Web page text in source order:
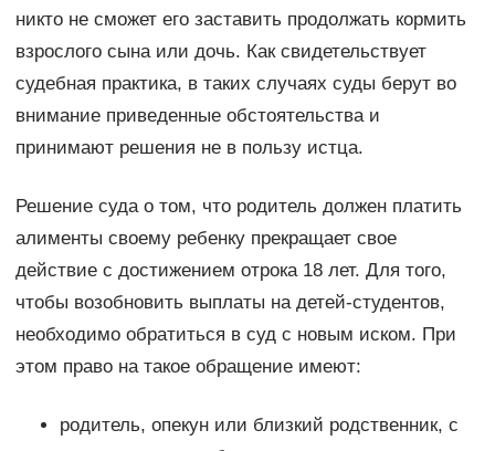
никто не сможет его заставить продолжать кормить
взрослого сына или дочь. Как свидетельствует
судебная практика, в таких случаях суды берут во
внимание приведенные обстоятельства и
принимают решения не в пользу истца.
Решение суда о том, что родитель должен платить
алименты своему ребенку прекращает свое
действие с достижением отрока 18 лет. Для того,
чтобы возобновить выплаты на детей-студентов,
необходимо обратиться в суд с новым иском. При
этом право на такое обращение имеют:
родитель, опекун или близкий родственник, с